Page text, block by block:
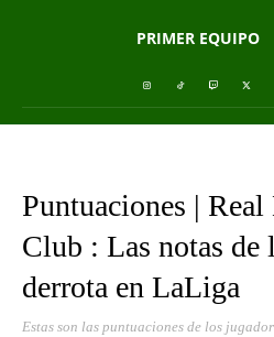
PRIMER EQUIPO
Puntuaciones |
Club : Las notas de
derrota en LaLiga
Estas son las puntuaciones de los